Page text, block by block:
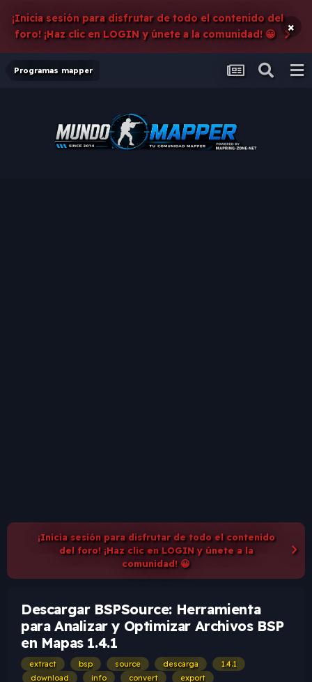
¡Inicia sesión para disfrutar de todo el contenido del
foro! ¡Haz clic en LOGIN y únete a la comunidad! 😀
×
Programas mapper
¡Inicia sesión para disfrutar de todo el contenido
del foro! ¡Haz clic en LOGIN y únete a la
comunidad! 😀
Descargar BSPSource: Herramienta
para Analizar y Optimizar Archivos BSP
en Mapas 1.4.1
extract bsp source descarga
1.4.1
download
info convert export